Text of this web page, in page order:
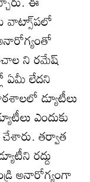
వాట్సా్‌పలో
ని రమేష్‌
ఏమీ లేదని
డ్యూటీలు
ఎందుకు
తర్వాత
రద్దు
అనారోగ్యంగా